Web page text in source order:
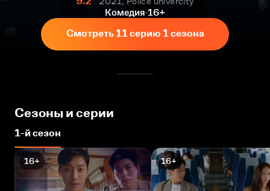
Комедия 16+
Смотреть 11 серию 1 сезона
Сезоны и серии
1-й сезон
16+ 16+